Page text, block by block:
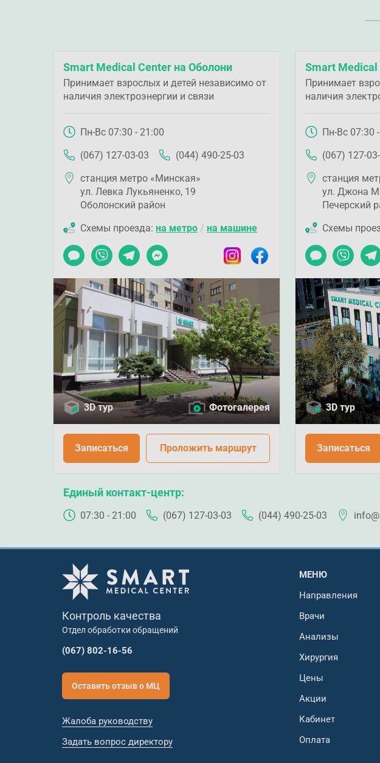
Smart Medical Center на Оболони
Принимает взрослых и детей независимо от
наличия электроэнергии и связи
Пн-Вс 07:30 - 21:00
(067) 127-03-03
(044) 490-25-03
станция метро «Минская»
ул. Левка Лукьяненко, 19
Оболонский район
Схемы проезда: на метро / на машине
Чат Viber TelegramMessenger InstagramFacebook
3D тур Фотогалерея
Записаться Проложить маршрут
Smart
Принимает
наличия
Пн-Вс 07:30
(067) 127-
станция
ул. Джона
Печерский
Схемы
Чат Viber
3D тур
Записаться
Единый контакт-центр
07:30 - 21:00 (067) 127-03-03 (044) 490-25-03
Контроль качества
Отдел обработки обращений
(067) 802-16-56
Оставить отзыв о МЦ
Жалоба руководству
Задать вопрос директору
МЕНЮ
Направления
Врачи
Анализы
Хирургия
Цены
Акции
Кабинет
Оплата